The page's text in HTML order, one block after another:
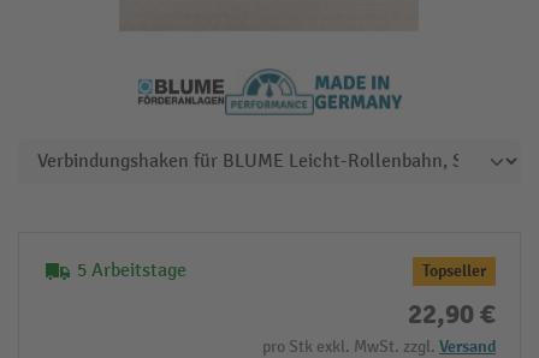
5 Arbeitstage Topseller
22,90 €
pro Stk exkl. MwSt. zzgl. Versand